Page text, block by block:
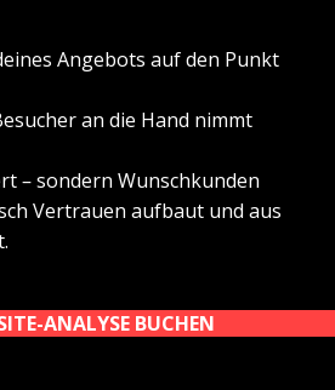
Angebots auf den Punkt
an die Hand nimmt
–sondern Wunschkunden
Vertrauen aufbaut und aus
ANALYSE BUCHEN